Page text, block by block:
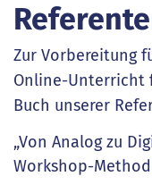
Zur Vorbereitung
Online-Unterricht
Buch unserer
„Von Analog zu
Workshop-